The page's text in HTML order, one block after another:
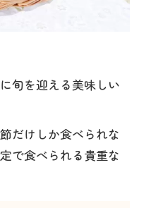
旬を迎える美味しい
だけしか食べられな
で食べられる貴重な